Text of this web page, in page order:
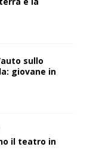
sullo
giovane in
il teatro in